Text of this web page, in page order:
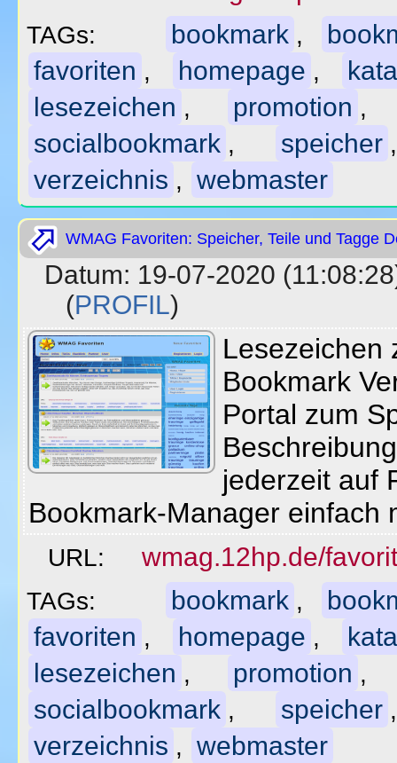
TAGs: bookmark ,
favoriten , homepage ,
lesezeichen , promotion
socialbookmark , speicher
verzeichnis , webmaster
WMAG Favoriten: Speicher, Teile und Tagge
Datum: 19-07-2020
(PROFIL)
Lesezeichen
Bookmark
Portal zum
jederzeit auf
Bookmark-Manager einfach
URL: wmag.12hp.de/
TAGs: bookmark ,
favoriten , homepage ,
lesezeichen , promotion
socialbookmark , speicher
verzeichnis , webmaster